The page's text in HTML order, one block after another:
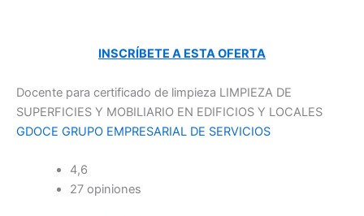
INSCRÍBETE A ESTA OFERTA
Docente para certificado de limpieza LIMPIEZA DE
SUPERFICIES Y MOBILIARIO EN EDIFICIOS Y LOCALES
GDOCE GRUPO EMPRESARIAL DE SERVICIOS
4,6
27 opiniones